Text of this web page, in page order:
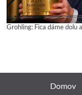
Grohling: Fica dáme dolu
Domov